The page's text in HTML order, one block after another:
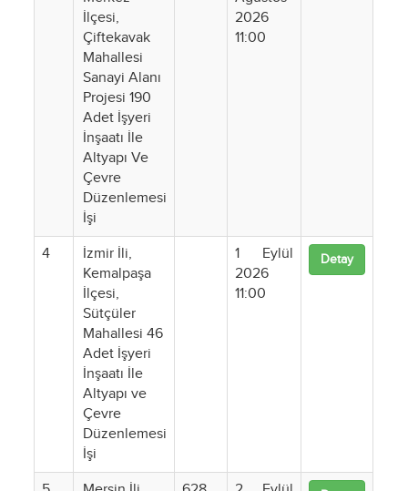
İlçesi,
Çiftekavak
Mahallesi
Sanayi Alanı
Projesi 190
Adet İşyeri
İnşaatı İle
Altyapı Ve
Çevre
Düzenlemesi
İşi
2026
11:00
4
İzmir İli,
Kemalpaşa
İlçesi,
Sütçüler
Mahallesi 46
Adet İşyeri
İnşaatı İle
Altyapı ve
Çevre
Düzenlemesi
İşi
1 Eylül
2026
11:00
Detay